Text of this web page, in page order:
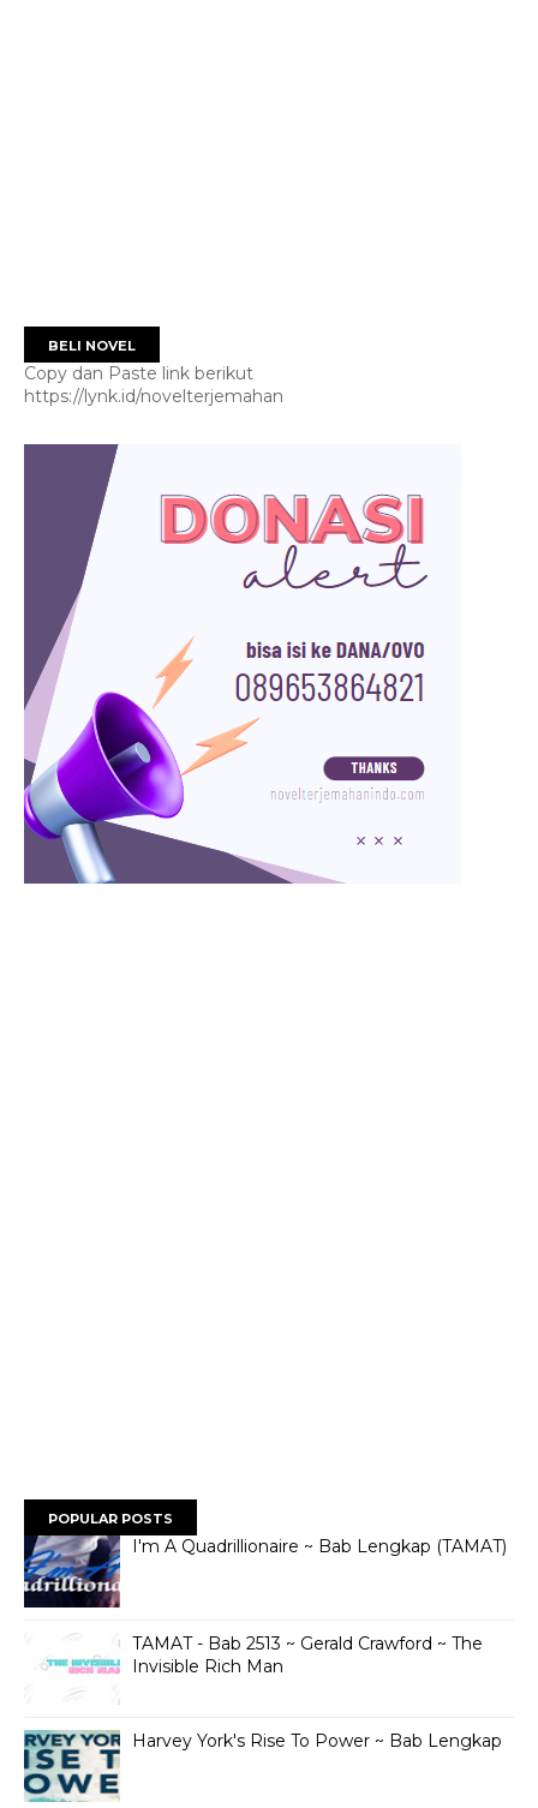
BELI NOVEL
Copy dan Paste link berikut
https://lynk.id/novelterjemahan
POPULAR POSTS
I'm A Quadrillionaire ~ Bab Lengkap (TAMAT)
TAMAT - Bab 2513 ~ Gerald Crawford ~ The
Invisible Rich Man
Harvey York's Rise To Power ~ Bab Lengkap